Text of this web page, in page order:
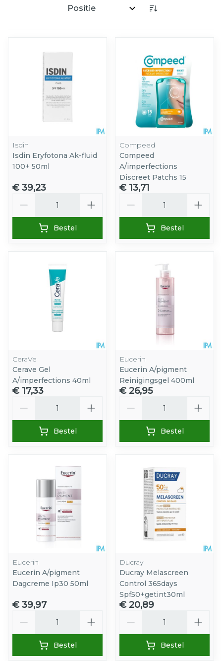
Sorteer op:
Isdin
Isdin Eryfotona Ak-fluid
100+ 50ml
€ 39,23
Bestel
Compeed
Compeed
A/imperfections
Discreet Patchs 15
€ 13,71
Bestel
CeraVe
Cerave Gel
A/imperfections 40ml
€ 17,33
Bestel
Eucerin
Eucerin A/pigment
Reinigingsgel 400ml
€ 26,95
Bestel
Eucerin
Eucerin A/pigment
Dagcreme Ip30 50ml
€ 39,97
Bestel
Ducray
Ducray Melascreen
Control 365days
Spf50+getint30ml
€ 20,89
Bestel